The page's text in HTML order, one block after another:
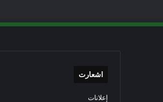
اشعارت
إعلانات